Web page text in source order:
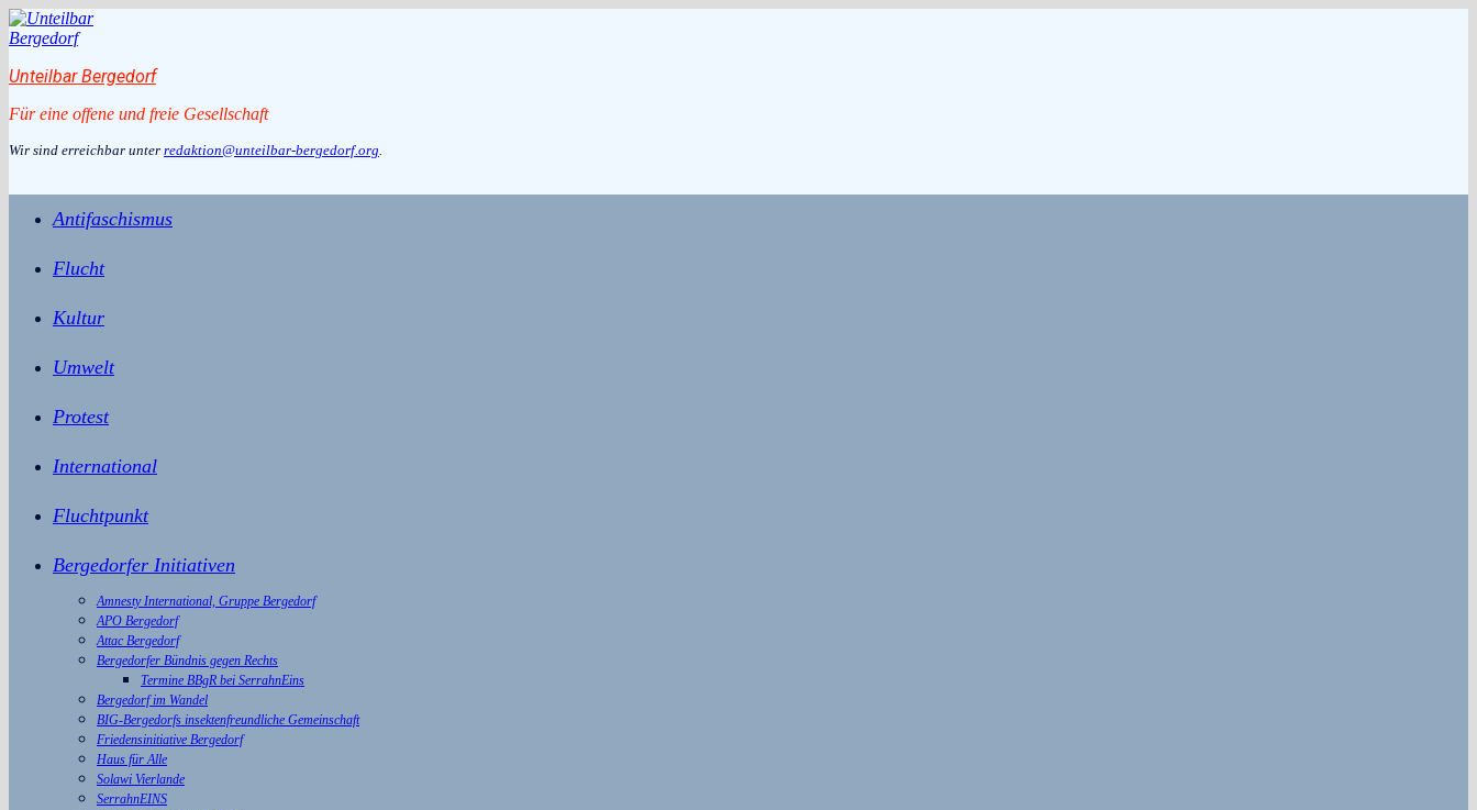
Zum
Inhalt
Unteilbar Bergedorf
Für eine offene und freie Gesellschaft
Wir sind erreichbar unter redaktion@unteilbar-bergedorf.org.
Antifaschismus
Flucht
Kultur
Umwelt
Protest
International
Fluchtpunkt
Bergedorfer Initiativen
Amnesty International, Gruppe Bergedorf
APO Bergedorf
Attac Bergedorf
Bergedorfer Bündnis gegen Rechts
Termine BBgR bei SerrahnEins
Bergedorf im Wandel
BIG-Bergedorfs insektenfreundliche Gemeinschaft
Friedensinitiative Bergedorf
Haus für Alle
Solawi Vierlande
SerrahnEINS